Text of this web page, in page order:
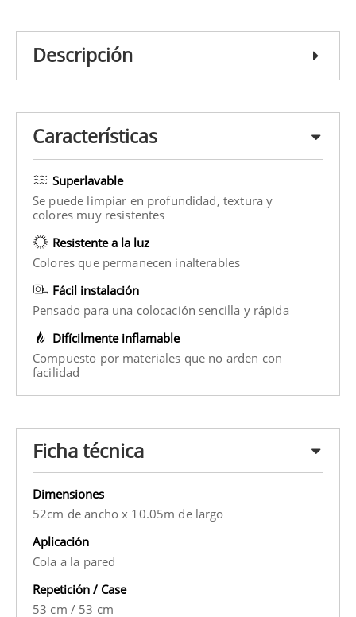
Descripción
Características
Superlavable
Se puede limpiar en profundidad, textura y
colores muy resistentes
Resistente a la luz
Colores que permanecen inalterables
Fácil instalación
Pensado para una colocación sencilla y rápida
Difícilmente inflamable
Compuesto por materiales que no arden con
facilidad
Ficha técnica
Dimensiones
52cm de ancho x 10.05m de largo
Aplicación
Cola a la pared
Repetición / Case
53 cm / 53 cm